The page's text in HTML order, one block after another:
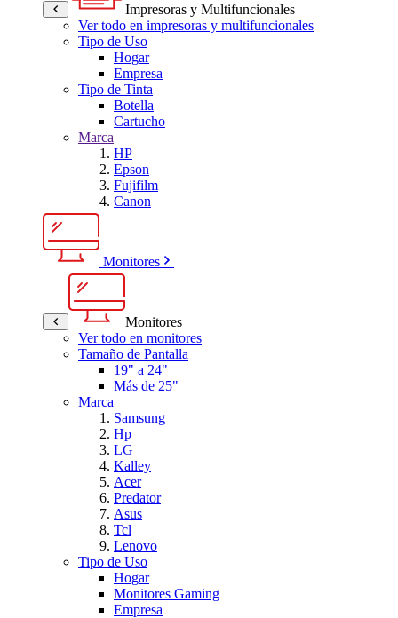
Impresoras y Multifuncionales
Ver todo en impresoras y multifuncionales
Tipo de Uso
Hogar
Empresa
Tipo de Tinta
Botella
Cartucho
Marca
HP
Epson
Fujifilm
Canon
Monitores
Monitores
Ver todo en monitores
Tamaño de Pantalla
19" a 24"
Más de 25"
Marca
Samsung
Hp
LG
Kalley
Acer
Predator
Asus
Tcl
Lenovo
Tipo de Uso
Hogar
Monitores Gaming
Empresa